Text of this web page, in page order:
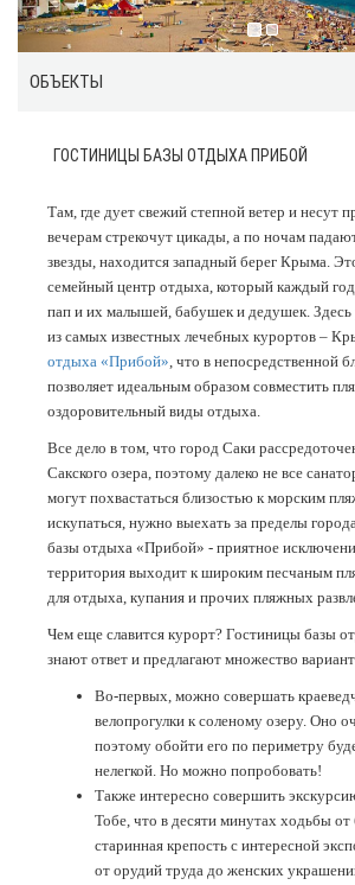
ОБЪЕКТЫ
ГОСТИНИЦЫ БАЗЫ ОТДЫХА ПРИБОЙ
Там, где дует свежий степной ветер и несут
вечерам стрекочут цикады, а по ночам
звезды, находится западный берег Крыма.
семейный центр отдыха, который каждый год
пап и их малышей, бабушек и дедушек.
из самых известных лечебных курортов –
отдыха «Прибой», что в непосредственной
позволяет идеальным образом совместить
оздоровительный виды отдыха.
Все дело в том, что город Саки
Сакского озера, поэтому далеко не все
могут похвастаться близостью к морским
искупаться, нужно выехать за пределы
базы отдыха «Прибой» - приятное
территория выходит к широким песчаным
для отдыха, купания и прочих пляжных
Чем еще славится курорт? Гостиницы базы
знают ответ и предлагают множество
Во-первых, можно совершать
велопрогулки к соленому озеру. Оно
поэтому обойти его по периметру
нелегкой. Но можно попробовать!
Также интересно совершить
Тобе, что в десяти минутах ходьбы
старинная крепость с интересной
от орудий труда до женских